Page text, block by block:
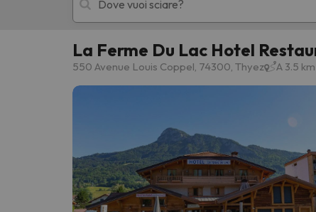
Hotel + skipass Hotel di
Ops, non abbiamo trovato alcun risultato
La Ferme Du Lac Hotel
550 Avenue Louis Coppel, 74300, Thyez A 3.5